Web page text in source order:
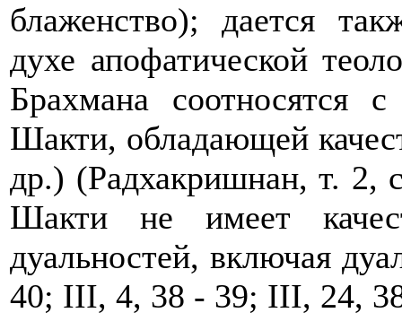
блаженство); дается
духе апофатической
Брахмана соотносятся
Шакти, обладающей
др.) (Радхакришнан, т. 2,
Шакти не имеет
дуальностей, включая
40; III, 4, 38 - 39; III, 24,